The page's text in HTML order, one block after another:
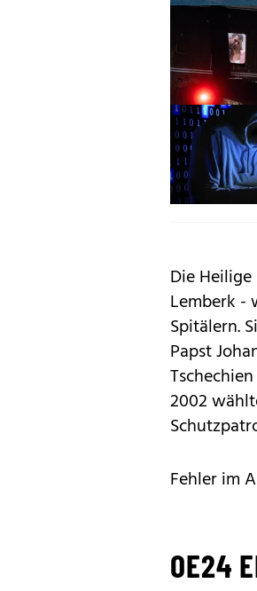
Die
Lemberk -
Spitälern.
Papst
2002
Fehler im
OE24